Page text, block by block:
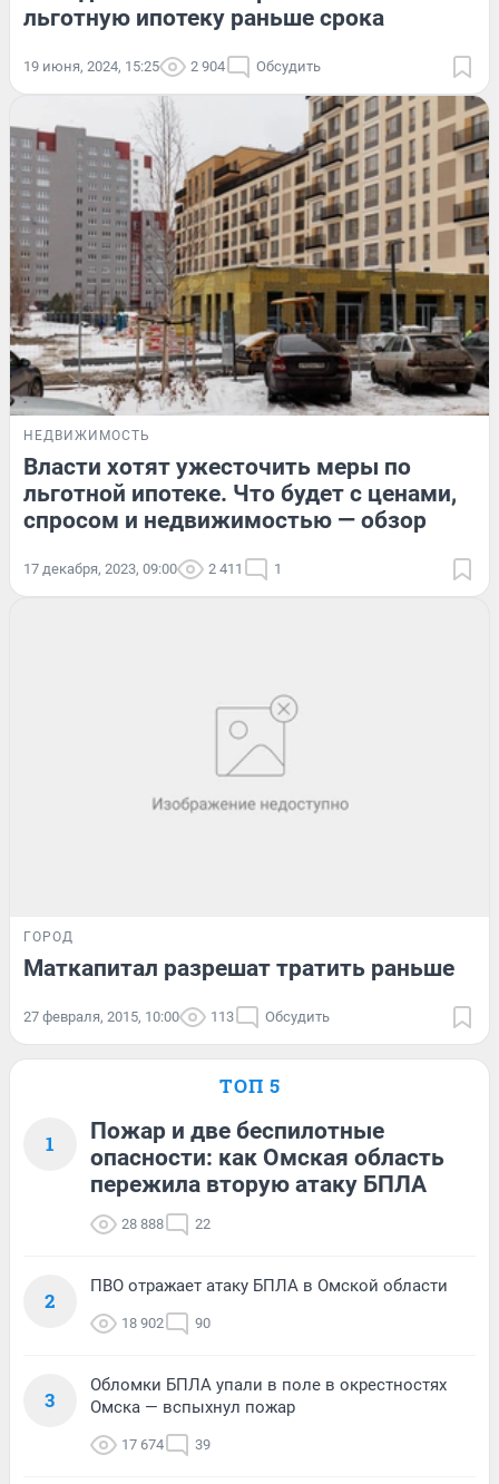
льготную ипотеку раньше срока
19 июня, 2024, 15:25 2 904 Обсудить
НЕДВИЖИМОСТЬ
Власти хотят ужесточить меры по
льготной ипотеке. Что будет с ценами,
спросом и недвижимостью — обзор
17 декабря, 2023, 09:00 2 411 1
ГОРОД
Маткапитал разрешат тратить раньше
27 февраля, 2015, 10:00 113 Обсудить
ТОП 5
1
Пожар и две беспилотные
опасности: как Омская область
пережила вторую атаку БПЛА
28 888 22
2
ПВО отражает атаку БПЛА в Омской области
18 902 90
3
Обломки БПЛА упали в поле в окрестностях
Омска — вспыхнул пожар
17 674 39